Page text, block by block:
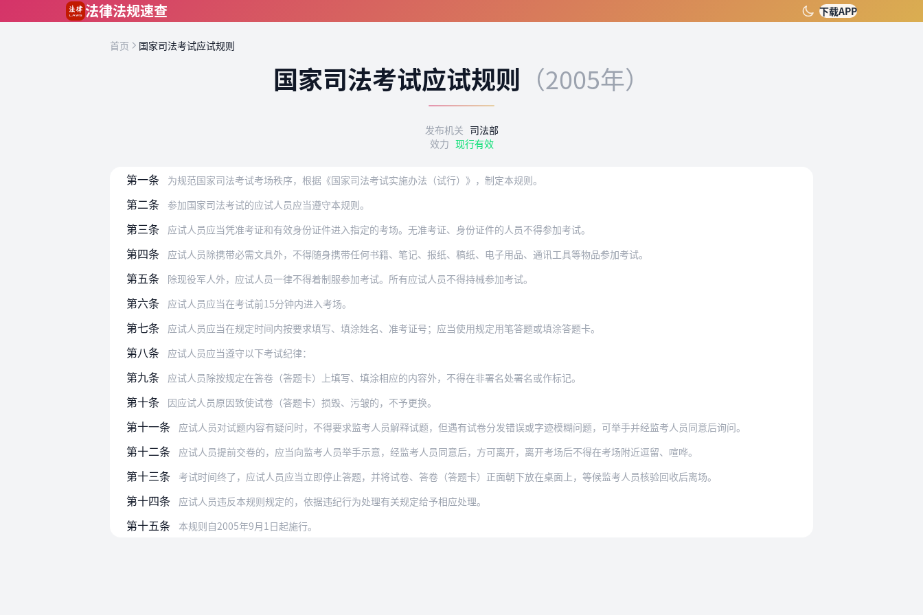
法律法规速查 下载APP
首页 国家司法考试应试规则
国家司法考试应试规则 （2005年）
发布机关 司法部
效力 现行有效
第一条 为规范国家司法考试考场秩序，根据《国家司法考试实施办法（试行）》，制定本规则。
第二条 参加国家司法考试的应试人员应当遵守本规则。
第三条 应试人员应当凭准考证和有效身份证件进入指定的考场。无准考证、身份证件的人员不得参加考试。
第四条 应试人员除携带必需文具外，不得随身携带任何书籍、笔记、报纸、稿纸、电子用品、通讯工具等物品参加考试。
第五条 除现役军人外，应试人员一律不得着制服参加考试。所有应试人员不得持械参加考试。
第六条 应试人员应当在考试前15分钟内进入考场。
第七条 应试人员应当在规定时间内按要求填写、填涂姓名、准考证号；应当使用规定用笔答题或填涂答题卡。
第八条 应试人员应当遵守以下考试纪律：
第九条 应试人员除按规定在答卷（答题卡）上填写、填涂相应的内容外，不得在非署名处署名或作标记。
第十条 因应试人员原因致使试卷（答题卡）损毁、污皱的，不予更换。
第十一条 应试人员对试题内容有疑问时，不得要求监考人员解释试题，但遇有试卷分发错误或字迹模糊问题，可举手并经监考人员同意后询问。
第十二条 应试人员提前交卷的，应当向监考人员举手示意，经监考人员同意后，方可离开，离开考场后不得在考场附近逗留、喧哗。
第十三条 考试时间终了，应试人员应当立即停止答题，并将试卷、答卷（答题卡）正面朝下放在桌面上，等候监考人员核验回收后离场。
第十四条 应试人员违反本规则规定的，依据违纪行为处理有关规定给予相应处理。
第十五条 本规则自2005年9月1日起施行。